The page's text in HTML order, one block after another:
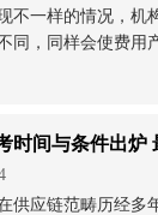
不一样的情况，机
同，同样会使费用
时间与条件出炉
供应链范畴历经多